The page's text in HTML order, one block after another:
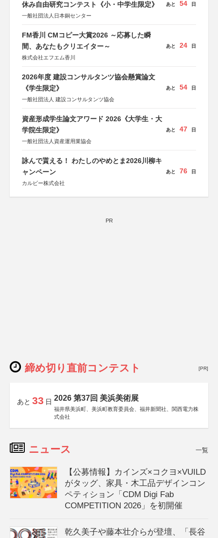
休み自由研究コンテスト《小・中学生限定》
一般社団法人日本銅センター
あと 54 日
FM香川 CMコピー大賞2026 ～応募した瞬
間、あなたもクリエイター～
株式会社エフエム香川
あと 24 日
2026年度 建設コンサルタンツ協会懸賞論文
《学生限定》
一般社団法人 建設コンサルタンツ協会
あと 54 日
資産形成学生論文アワード 2026《大学生・大
学院生限定》
一般社団法人資産運用業協会
あと 47 日
詠んで貰える！ わたしのやめとま2026川柳キ
ャンペーン
カルビー株式会社
あと 76 日
PR
締め切り直前コンテスト [PR]
あと 33 日 2026 第37回 美浜美術展
福井県美浜町、美浜町教育委員会、福井新聞社、関西電力株
式会社
ニュース 一覧
【公募情報】カインズ×コクヨ×VUILD
がタッグ、家具・木工品デザインコン
ペティション「CDM Digi Fab
COMPETITION 2026」を初開催
乾久美子や藤本壮介らが登壇、「長谷